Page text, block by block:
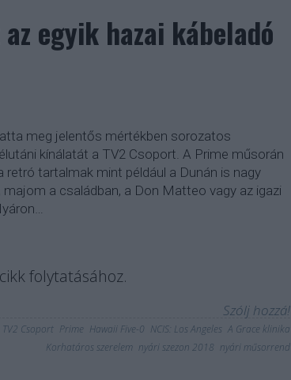
egyik hazai kábeladó
meg jelentős mértékben sorozatos
kínálatát a TV2 Csoport. A Prime műsorán
retró tartalmak mint például a Dunán is nagy
majom a családban, a Don Matteo vagy az igazi
folytatásához.
Szólj hozzá!
TV2 Csoport Prime Hawaii Five-0 NCIS: Los Angeles A Grace klinika
Korhatáros szerelem nyári szezon 2018 nyári műsorrend